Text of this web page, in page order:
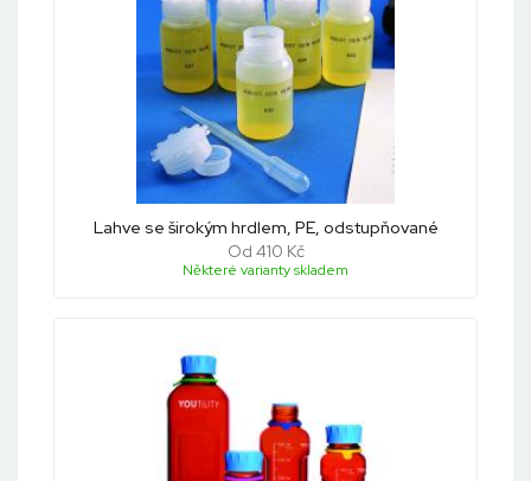
Lahve se širokým hrdlem, PE, odstupňované
Od 410 Kč
Některé varianty skladem